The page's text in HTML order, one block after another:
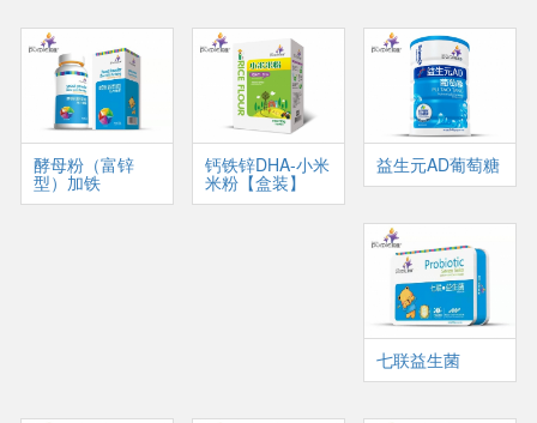
酵母粉（富锌
型）加铁
钙铁锌DHA-小米
米粉【盒装】
益生元AD葡萄糖
七联益生菌